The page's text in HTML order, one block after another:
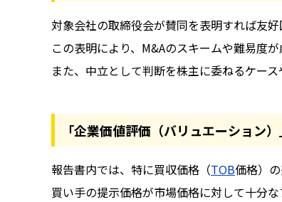
対象会社の取締役会が賛同を表明すれば友
この表明により、M&Aのスキームや難易度
また、中立として判断を株主に委ねるケー
「企業価値評価（バリュエーション
報告書内では、特に買収価格（TOB価格）
買い手の提示価格が市場価格に対して十分